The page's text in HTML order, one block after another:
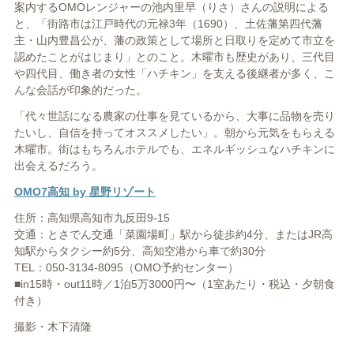
案内するOMOレンジャーの池内里早（りさ）さんの説明による
と、「街路市は江戸時代の元禄3年（1690）、土佐藩第四代藩
主・山内豊昌公が、藩の政策として場所と日取りを定めて市立を
認めたことがはじまり」とのこと。木曜市も歴史があり、三代目
や四代目、働き者の女性「ハチキン」を支える後継者が多く、こ
んな会話が印象的だった。
「代々世話になる農家の仕事を見ているから、大事に品物を売り
たいし、自信を持ってオススメしたい」。朝から元気をもらえる
木曜市。街はもちろんホテルでも、エネルギッシュなハチキンに
出会えるだろう。
OMO7高知 by 星野リゾート
住所：高知県高知市九反田9-15
交通：とさでん交通「菜園場町」駅から徒歩約4分、またはJR高
知駅からタクシー約5分、高知空港から車で約30分
TEL：050-3134-8095（OMO予約センター）
■in15時・out11時／1泊5万3000円〜（1室あたり・税込・夕朝食
付き）
撮影・木下清隆